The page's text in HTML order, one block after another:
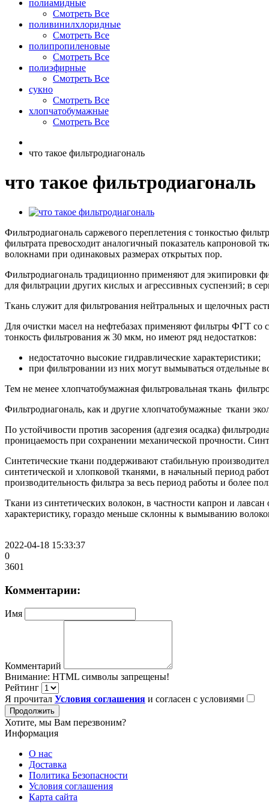
полиамидные
Смотреть Все
поливинилхлоридные
Смотреть Все
полипропиленовые
Смотреть Все
полиэфирные
Смотреть Все
сукно
Смотреть Все
хлопчатобумажные
Смотреть Все
что такое фильтродиагональ
что такое фильтродиагональ
Фильтродиагональ саржевого переплетения с тонкостью
фильтрата превосходит аналогичный показатель капроновой
волокнами при одинаковых размерах открытых пор.
Фильтродиагональ традиционно применяют для экипировки
для фильтрации других кислых и агрессивных суспензий; в
Ткань служит для фильтрования нейтральных и щелочных
Для очистки масел на нефтебазах применяют фильтры ФГТ со
тонкость фильтрования ж 30 мкм, но имеют ряд недостатков:
недостаточно высокие гидравлические характеристики;
при фильтровании из них могут вымываться отдельные
Тем не менее хлопчатобумажная фильтровальная ткань
Фильтродиагональ, как и другие хлопчатобумажные ткани
По устойчивости против засорения (адгезия осадка)
проницаемость при сохранении механической прочности.
Синтетические ткани поддерживают стабильную
синтетической и хлопковой тканями, в начальный период
производительность фильтра за весь период работы и более
Ткани из синтетических волокон, в частности капрон и
характеристику, гораздо меньше склонны к вымыванию
2022-04-18 15:33:37
0
3601
Комментарии:
Имя
Комментарий
Внимание: HTML символы запрещены!
Рейтинг
Я прочитал Условия соглашения и согласен с условиями
Продолжить
Хотите, мы Вам перезвоним?
Информация
О нас
Доставка
Политика Безопасности
Условия соглашения
Карта сайта